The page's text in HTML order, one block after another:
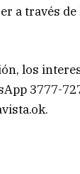
a través
los
3777-